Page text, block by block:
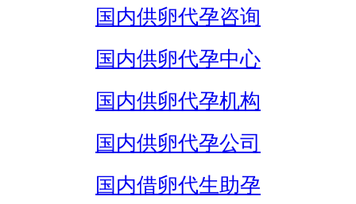
国内供卵代孕咨询
国内供卵代孕中心
国内供卵代孕机构
国内供卵代孕公司
国内借卵代生助孕